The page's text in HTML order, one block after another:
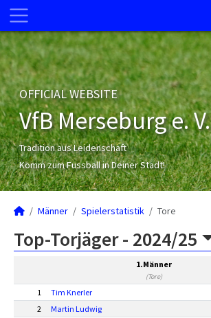
OFFICIAL WEBSITE
VfB Merseburg e. V.
Tradition aus Leidenschaft
Komm zum Fussball in Deiner Stadt!
Männer Spielerstatistik Tore
Top-Torjäger - 2024/25
1.Männer
(Tore)
1 Tim Knerler
2
Martin Ludwig